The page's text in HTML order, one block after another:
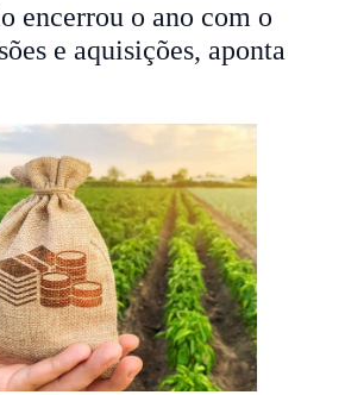
encerrou o ano com o
e aquisições, aponta